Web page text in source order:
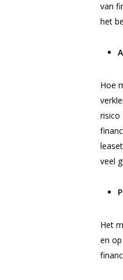
van
het
A
Hoe
risico
veel
P
Het
en